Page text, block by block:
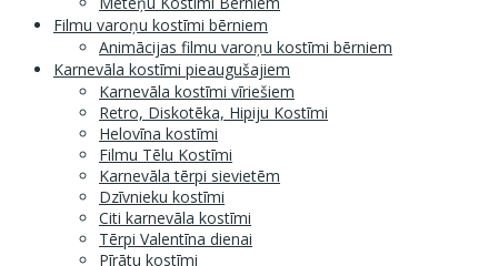
Filmu varoņu kostīmi bērniem
Animācijas filmu varoņu kostīmi bērniem
Karnevāla kostīmi pieaugušajiem
Karnevāla kostīmi vīriešiem
Retro, Diskotēka, Hipiju Kostīmi
Helovīna kostīmi
Filmu Tēlu Kostīmi
Karnevāla tērpi sievietēm
Dzīvnieku kostīmi
Citi karnevāla kostīmi
Tērpi Valentīna dienai
Pīrātu kostīmi